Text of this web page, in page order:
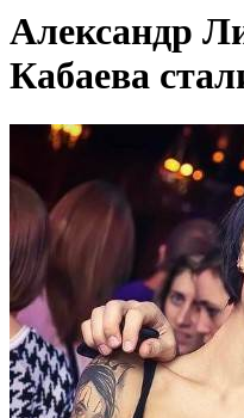
Александр
Кабаева